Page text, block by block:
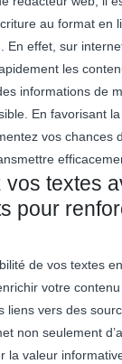
au format en
En effet, sur
les
informations de
En favorisant
vos chances
vos textes
pour
de vos textes
votre
liens vers des
non seulement
la valeur